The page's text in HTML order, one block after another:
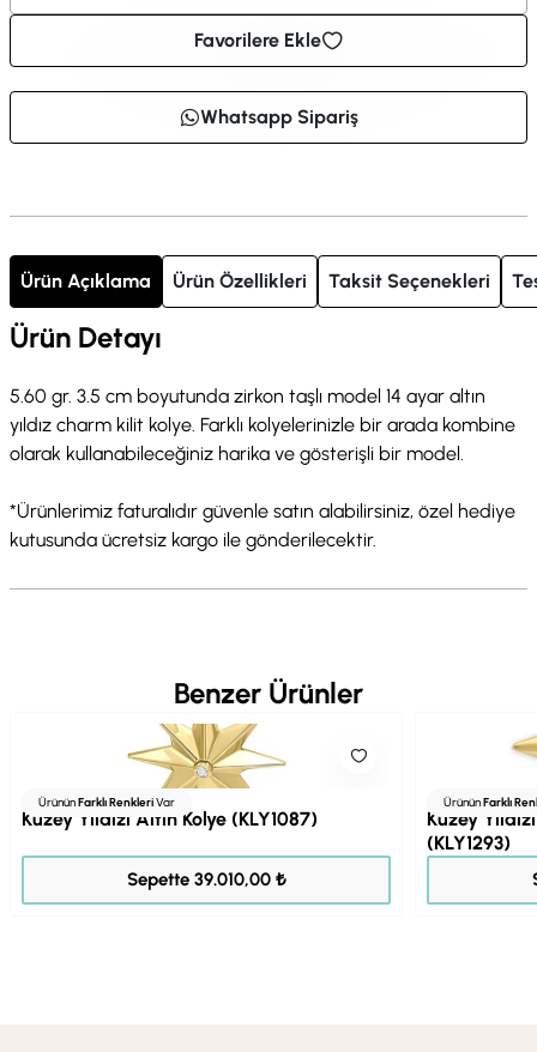
Favorilere Ekle
Whatsapp Sipariş
Ürün Açıklama Ürün Özellikleri Taksit Seçenekleri
Ürün Detayı
5.60 gr. 3.5 cm boyutunda zirkon taşlı model 14 ayar altın
yıldız charm kilit kolye. Farklı kolyelerinizle bir arada kombine
olarak kullanabileceğiniz harika ve gösterişli bir model.
*Ürünlerimiz faturalıdır güvenle satın alabilirsiniz, özel hediye
kutusunda ücretsiz kargo ile gönderilecektir.
Benzer Ürünler
ÜrününFarklı RenkleriVar
Kuzey Yıldızı Altın Kolye (KLY1087)
Sepette 39.010,00 ₺
ÜrününFarklı
Kuzey
(KLY1293)